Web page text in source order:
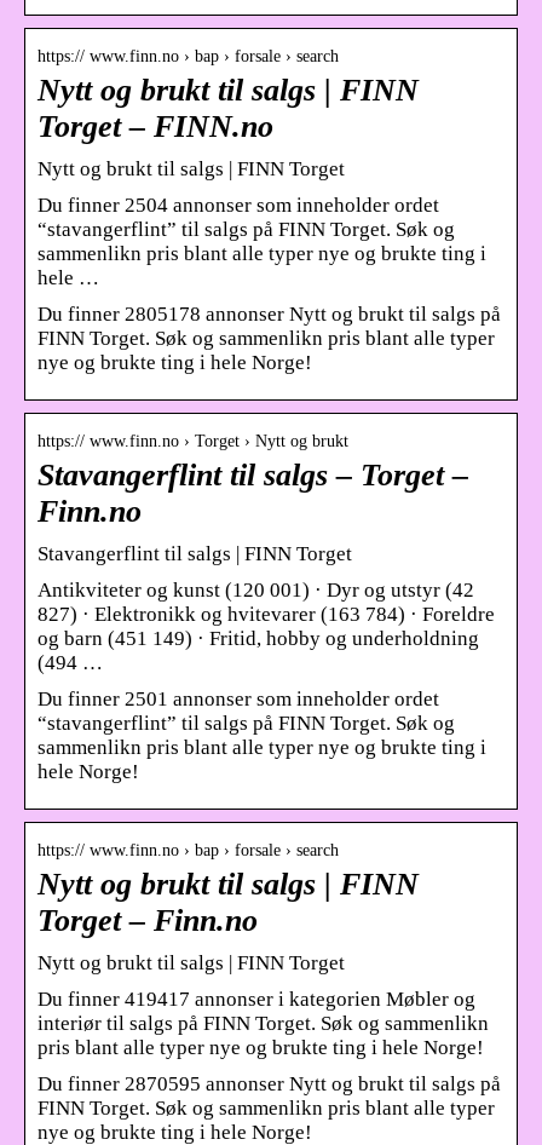
https:// www.finn.no › bap › forsale › search
Nytt og brukt til salgs | FINN
Torget – FINN.no
Nytt og brukt til salgs | FINN Torget
Du finner 2504 annonser som inneholder ordet
“stavangerflint” til salgs på FINN Torget. Søk og
sammenlikn pris blant alle typer nye og brukte ting i
hele …
Du finner 2805178 annonser Nytt og brukt til salgs på
FINN Torget. Søk og sammenlikn pris blant alle typer
nye og brukte ting i hele Norge!
https:// www.finn.no › Torget › Nytt og brukt
Stavangerflint til salgs – Torget –
Finn.no
Stavangerflint til salgs | FINN Torget
Antikviteter og kunst (120 001) · Dyr og utstyr (42
827) · Elektronikk og hvitevarer (163 784) · Foreldre
og barn (451 149) · Fritid, hobby og underholdning
(494 …
Du finner 2501 annonser som inneholder ordet
“stavangerflint” til salgs på FINN Torget. Søk og
sammenlikn pris blant alle typer nye og brukte ting i
hele Norge!
https:// www.finn.no › bap › forsale › search
Nytt og brukt til salgs | FINN
Torget – Finn.no
Nytt og brukt til salgs | FINN Torget
Du finner 419417 annonser i kategorien Møbler og
interiør til salgs på FINN Torget. Søk og sammenlikn
pris blant alle typer nye og brukte ting i hele Norge!
Du finner 2870595 annonser Nytt og brukt til salgs på
FINN Torget. Søk og sammenlikn pris blant alle typer
nye og brukte ting i hele Norge!